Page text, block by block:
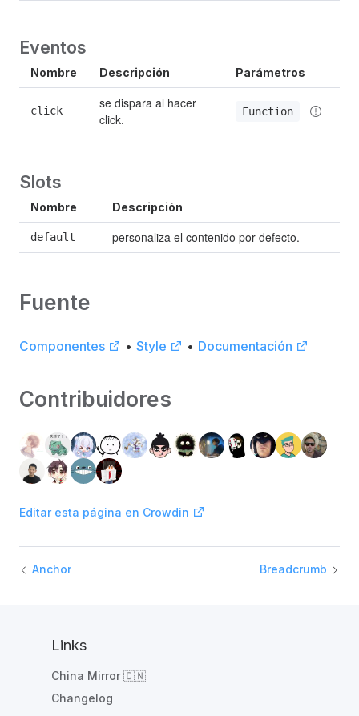
Eventos
Nombre Descripción Parámetros
click
se dispara al hacer
click.
Function
Slots
Nombre Descripción
default personaliza el contenido por defecto.
Fuente
Componentes • Style • Documentación
Contribuidores
Editar esta página en Crowdin
Anchor Breadcrumb
Links
China Mirror 🇨🇳
Changelog